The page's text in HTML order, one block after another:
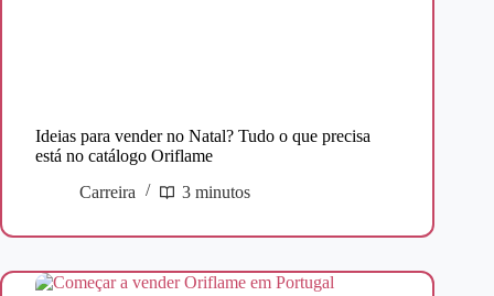
Ideias para vender no Natal? Tudo o que precisa
está no catálogo Oriflame
Carreira
3 minutos